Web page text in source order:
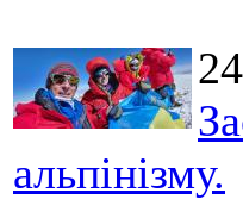
альпінізму.